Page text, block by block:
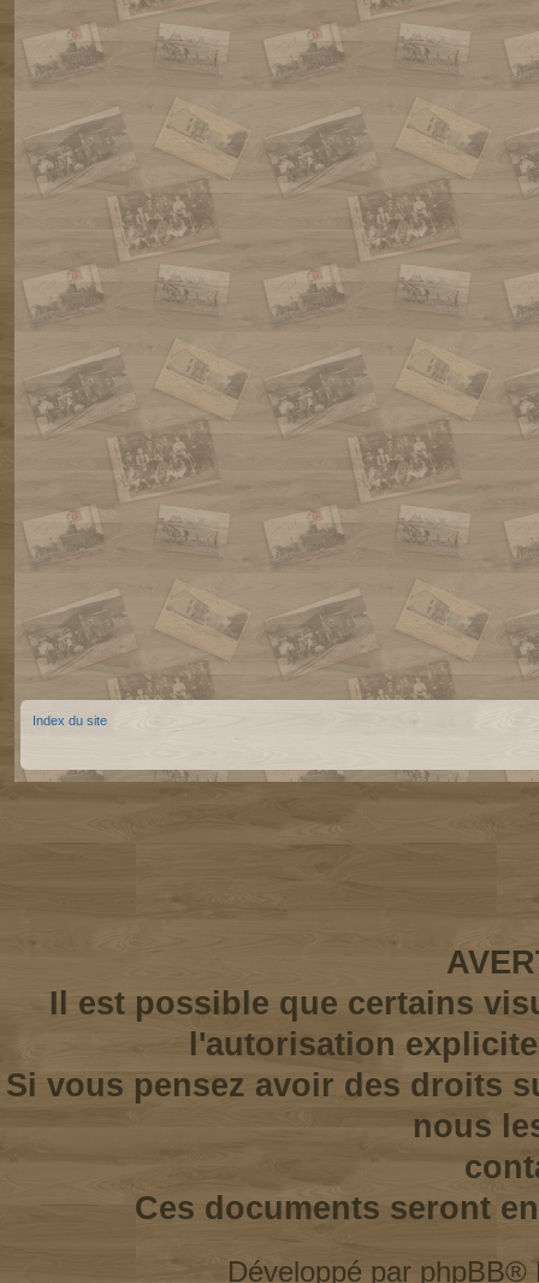
Index du site
Il est possible que certains
l'autorisation
Si vous pensez avoir des droits
nous
Ces documents seront
Développé par phpBB®